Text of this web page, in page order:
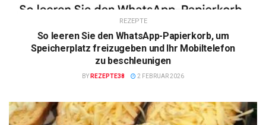
REZEPTE
So leeren Sie den WhatsApp-Papierkorb, um
Speicherplatz freizugeben und Ihr Mobiltelefon
zu beschleunigen
BY REZEPTE38 2 FEBRUAR 2026